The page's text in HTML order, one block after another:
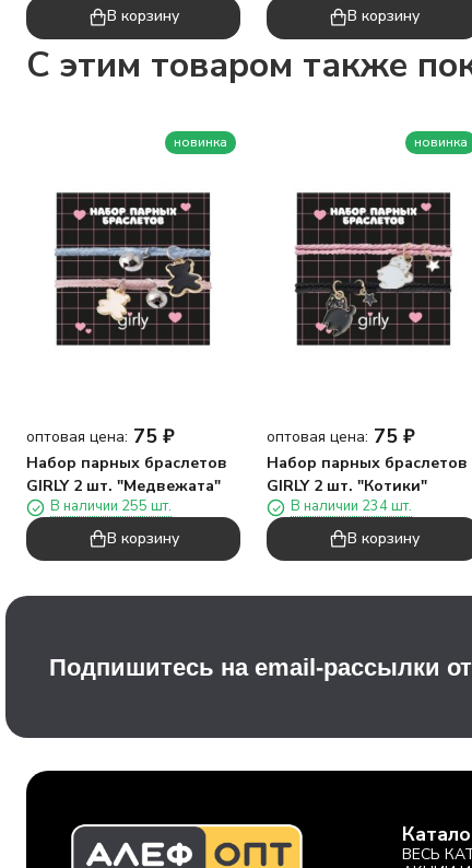
В корзину В корзину
C этим товаром также
новинка
оптовая цена: 75 ₽
Набор парных браслетов
GIRLY 2 шт. "Медвежата"
В наличии 255 шт.
В корзину
новинка
оптовая цена: 75 ₽
Набор парных браслетов
GIRLY 2 шт. "Котики"
В наличии 234 шт.
В корзину
Подпишитесь на email-рассылки
ВЕСЬ